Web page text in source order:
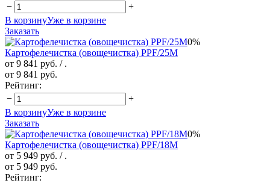
−
+
В корзинуУже в корзине
Заказать
0%
Картофелечистка (овощечистка) PPF/25M
от 9 841 руб. / .
от 9 841 руб.
Рейтинг:
−
+
В корзинуУже в корзине
Заказать
0%
Картофелечистка (овощечистка) PPF/18M
от 5 949 руб. / .
от 5 949 руб.
Рейтинг: